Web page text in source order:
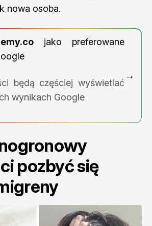
nowa osoba.
jako preferowane
będą częściej wyświetlać
wynikach Google
→
pozbyć się